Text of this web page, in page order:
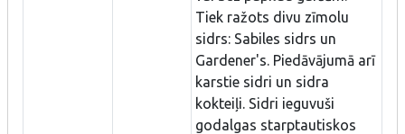
Tiek ražots divu zīmolu
sidrs: Sabiles sidrs un
Gardener's. Piedāvājumā arī
karstie sidri un sidra
kokteiļi. Sidri ieguvuši
godalgas starptautiskos